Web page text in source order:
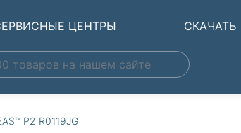
ЦЕНТРЫ СКАЧАТЬ
P2 R0119JG